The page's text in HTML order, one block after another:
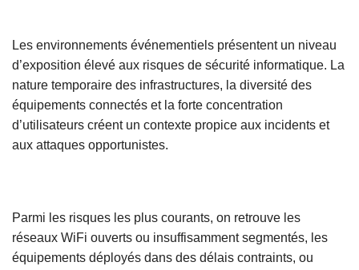
Les environnements événementiels présentent un niveau
d’exposition élevé aux risques de sécurité informatique. La
nature temporaire des infrastructures, la diversité des
équipements connectés et la forte concentration
d’utilisateurs créent un contexte propice aux incidents et
aux attaques opportunistes.
Parmi les risques les plus courants, on retrouve les
réseaux WiFi ouverts ou insuffisamment segmentés, les
équipements déployés dans des délais contraints, ou